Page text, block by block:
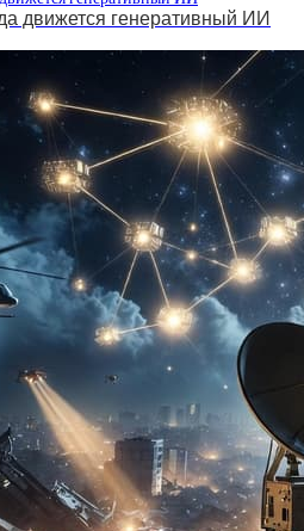
движется генеративный ИИ